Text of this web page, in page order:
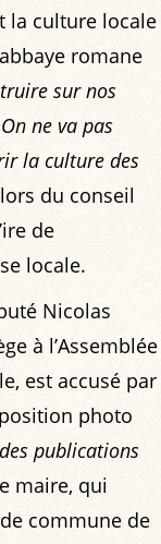
la culture locale
romane
sur nos
ne va pas
la culture des
du conseil
de
locale.
Nicolas
à l’Assemblée
est accusé par
photo
publications
maire, qui
commune de